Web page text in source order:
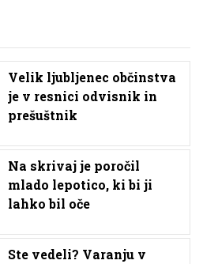
Velik ljubljenec občinstva
je v resnici odvisnik in
prešuštnik
Na skrivaj je poročil
mlado lepotico, ki bi ji
lahko bil oče
Ste vedeli? Varanju v